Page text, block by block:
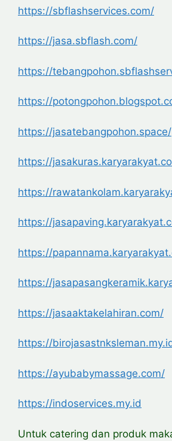
https://sbflashservices.com/
https://jasa.sbflash.com/
https://
https://
https://jasatebangpohon.space/
https://
https://
https://
https://
https://
https://jasaaktakelahiran.com/
https://
https://ayubabymassage.com/
https://indoservices.my.id
Untuk catering dan produk